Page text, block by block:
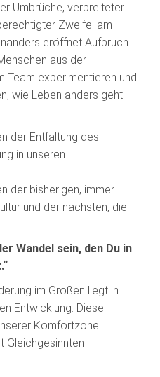
Umbrüche, verbreiteter
Zweifel am
eröffnet Aufbruch
aus der
Team experimentieren und
wie Leben anders geht
der Entfaltung des
in unseren
der bisherigen, immer
und der nächsten, die
Wandel sein, den Du in
im Großen liegt in
Entwicklung. Diese
Komfortzone
Gleichgesinnten